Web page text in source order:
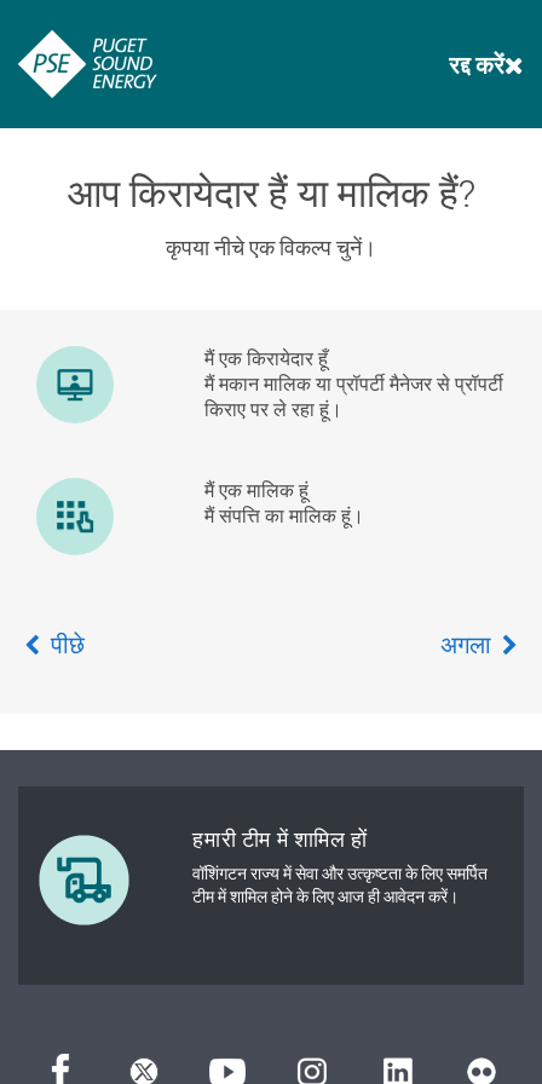
रद्द करें
आप किरायेदार हैं या मालिक हैं?
कृपया नीचे एक विकल्प चुनें।
मैं एक किरायेदार हूँ
मैं मकान मालिक या प्रॉपर्टी मैनेजर से प्रॉपर्टी
किराए पर ले रहा हूं।
मैं एक मालिक हूं
मैं संपत्ति का मालिक हूं।
पीछे अगला
हमारी टीम में शामिल हों
वॉशिंगटन राज्य में सेवा और उत्कृष्टता के लिए समर्पित
टीम में शामिल होने के लिए आज ही आवेदन करें।